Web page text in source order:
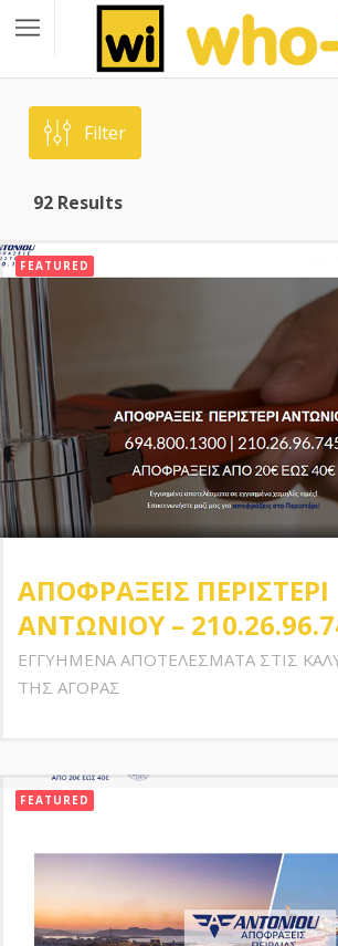
Filter
92 Results
FEATURED
ΑΠΟΦΡΑΞΕΙΣ ΠΕΡΙΣΤΕΡΙ
ΑΝΤΩΝΙΟΥ –
ΕΓΓΥΗΜΕΝΑ ΑΠΟΤΕΛΕΣΜΑΤΑ ΣΤΙΣ
ΤΗΣ ΑΓΟΡΑΣ
FEATURED